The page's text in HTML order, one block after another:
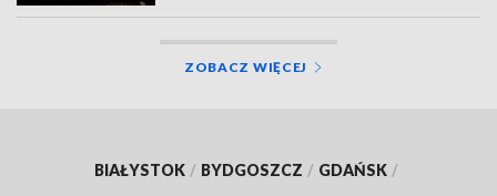
ZOBACZ WIĘCEJ
BIAŁYSTOK / BYDGOSZCZ / GDAŃSK /